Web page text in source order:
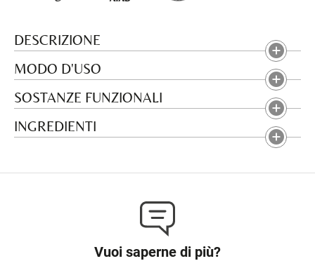
DESCRIZIONE
MODO D'USO
SOSTANZE FUNZIONALI
INGREDIENTI
Vuoi saperne di più?